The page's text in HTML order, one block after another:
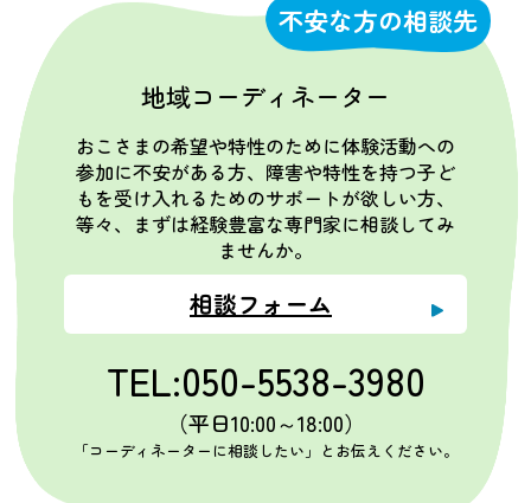
不安な方の相談先
地域コーディネーター
おこさまの希望や特性のために体験活動への
参加に不安がある方、障害や特性を持つ子ど
もを受け入れるためのサポートが欲しい方、
等々、まずは経験豊富な専門家に相談してみ
ませんか。
相談フォーム
TEL:050-5538-3980
（平日10:00～18:00）
「コーディネーターに相談したい」とお伝えください。